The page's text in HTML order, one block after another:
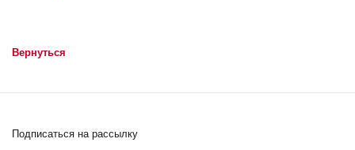
Вернуться
Подписаться на рассылку